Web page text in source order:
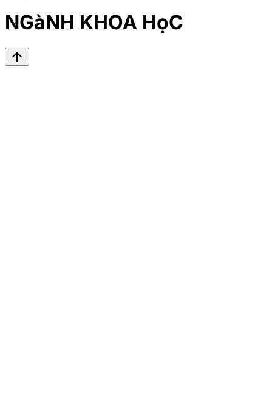
NGàNH KHOA HọC
arrow_upward